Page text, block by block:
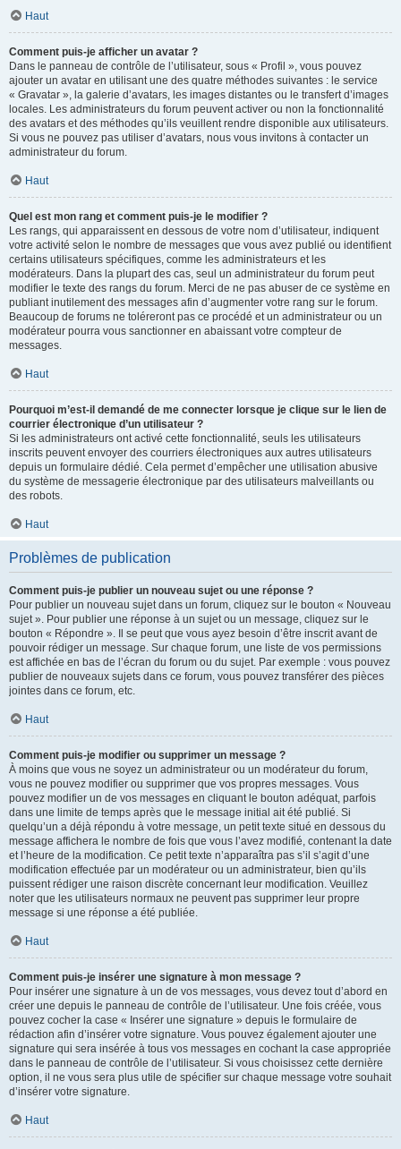
Haut
Comment puis-je afficher un avatar ?
Dans le panneau de contrôle de l’utilisateur, sous « Profil », vous pouvez
ajouter un avatar en utilisant une des quatre méthodes suivantes : le service
« Gravatar », la galerie d’avatars, les images distantes ou le transfert d’images
locales. Les administrateurs du forum peuvent activer ou non la fonctionnalité
des avatars et des méthodes qu’ils veuillent rendre disponible aux utilisateurs.
Si vous ne pouvez pas utiliser d’avatars, nous vous invitons à contacter un
administrateur du forum.
Haut
Quel est mon rang et comment puis-je le modifier ?
Les rangs, qui apparaissent en dessous de votre nom d’utilisateur, indiquent
votre activité selon le nombre de messages que vous avez publié ou identifient
certains utilisateurs spécifiques, comme les administrateurs et les
modérateurs. Dans la plupart des cas, seul un administrateur du forum peut
modifier le texte des rangs du forum. Merci de ne pas abuser de ce système en
publiant inutilement des messages afin d’augmenter votre rang sur le forum.
Beaucoup de forums ne toléreront pas ce procédé et un administrateur ou un
modérateur pourra vous sanctionner en abaissant votre compteur de
messages.
Haut
Pourquoi m’est-il demandé de me connecter lorsque je clique sur le lien de
courrier électronique d’un utilisateur ?
Si les administrateurs ont activé cette fonctionnalité, seuls les utilisateurs
inscrits peuvent envoyer des courriers électroniques aux autres utilisateurs
depuis un formulaire dédié. Cela permet d’empêcher une utilisation abusive
du système de messagerie électronique par des utilisateurs malveillants ou
des robots.
Haut
Problèmes de publication
Comment puis-je publier un nouveau sujet ou une réponse ?
Pour publier un nouveau sujet dans un forum, cliquez sur le bouton « Nouveau
sujet ». Pour publier une réponse à un sujet ou un message, cliquez sur le
bouton « Répondre ». Il se peut que vous ayez besoin d’être inscrit avant de
pouvoir rédiger un message. Sur chaque forum, une liste de vos permissions
est affichée en bas de l’écran du forum ou du sujet. Par exemple : vous pouvez
publier de nouveaux sujets dans ce forum, vous pouvez transférer des pièces
jointes dans ce forum, etc.
Haut
Comment puis-je modifier ou supprimer un message ?
À moins que vous ne soyez un administrateur ou un modérateur du forum,
vous ne pouvez modifier ou supprimer que vos propres messages. Vous
pouvez modifier un de vos messages en cliquant le bouton adéquat, parfois
dans une limite de temps après que le message initial ait été publié. Si
quelqu’un a déjà répondu à votre message, un petit texte situé en dessous du
message affichera le nombre de fois que vous l’avez modifié, contenant la date
et l’heure de la modification. Ce petit texte n’apparaîtra pas s’il s’agit d’une
modification effectuée par un modérateur ou un administrateur, bien qu’ils
puissent rédiger une raison discrète concernant leur modification. Veuillez
noter que les utilisateurs normaux ne peuvent pas supprimer leur propre
message si une réponse a été publiée.
Haut
Comment puis-je insérer une signature à mon message ?
Pour insérer une signature à un de vos messages, vous devez tout d’abord en
créer une depuis le panneau de contrôle de l’utilisateur. Une fois créée, vous
pouvez cocher la case « Insérer une signature » depuis le formulaire de
rédaction afin d’insérer votre signature. Vous pouvez également ajouter une
signature qui sera insérée à tous vos messages en cochant la case appropriée
dans le panneau de contrôle de l’utilisateur. Si vous choisissez cette dernière
option, il ne vous sera plus utile de spécifier sur chaque message votre souhait
d’insérer votre signature.
Haut